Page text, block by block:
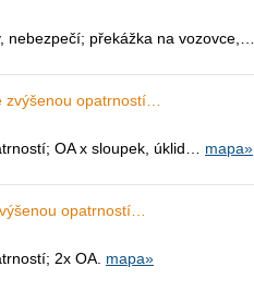
nebezpečí; překážka na vozovce,…
zvýšenou opatrností…
OA x sloupek, úklid… mapa»
opatrností…
2x OA. mapa»